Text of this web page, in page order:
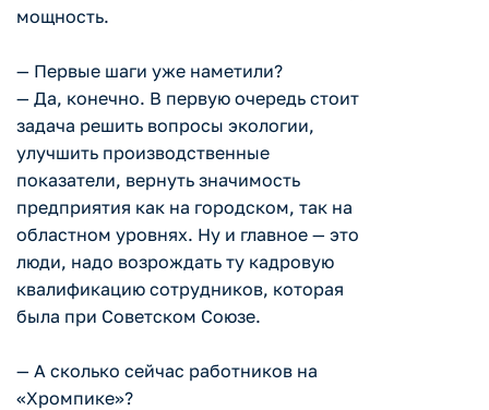
мощность.
— Первые шаги уже наметили?
— Да, конечно. В первую очередь стоит
задача решить вопросы экологии,
улучшить производственные
показатели, вернуть значимость
предприятия как на городском, так на
областном уровнях. Ну и главное — это
люди, надо возрождать ту кадровую
квалификацию сотрудников, которая
была при Советском Союзе.
— А сколько сейчас работников на
«Хромпике»?